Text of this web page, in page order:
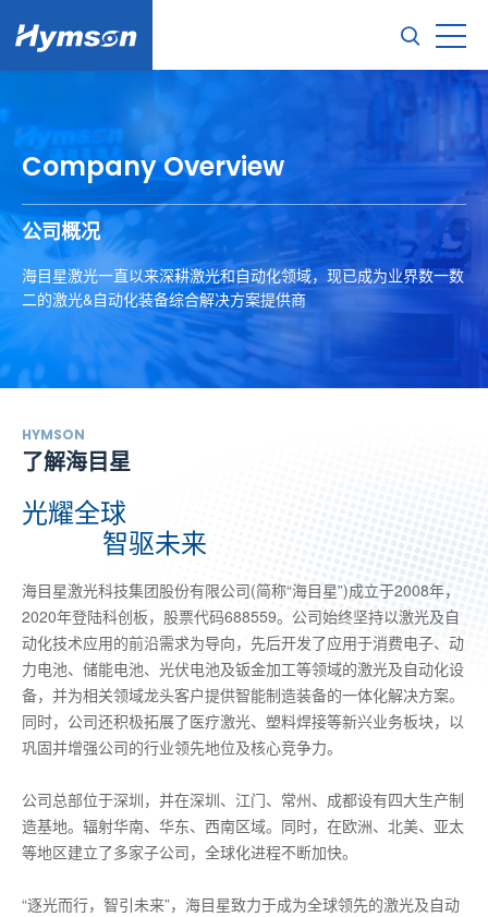
Company Overview
公司概况
海目星激光一直以来深耕激光和自动化领域，现已成为业界数一数
二的激光&自动化装备综合解决方案提供商
HYMSON
了解海目星
光耀全球
智驱未来
海目星激光科技集团股份有限公司(简称“海目星”)成立于2008年，
2020年登陆科创板，股票代码688559。公司始终坚持以激光及自
动化技术应用的前沿需求为导向，先后开发了应用于消费电子、动
力电池、储能电池、光伏电池及钣金加工等领域的激光及自动化设
备，并为相关领域龙头客户提供智能制造装备的一体化解决方案。
同时，公司还积极拓展了医疗激光、塑料焊接等新兴业务板块，以
巩固并增强公司的行业领先地位及核心竞争力。
公司总部位于深圳，并在深圳、江门、常州、成都设有四大生产制
造基地。辐射华南、华东、西南区域。同时，在欧洲、北美、亚太
等地区建立了多家子公司，全球化进程不断加快。
“逐光而行，智引未来”，海目星致力于成为全球领先的激光及自动